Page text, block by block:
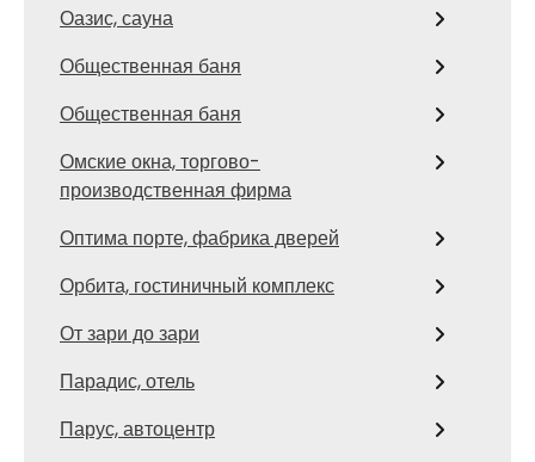
Оазис, сауна
Общественная баня
Общественная баня
Омские окна, торгово-
производственная фирма
Оптима порте, фабрика дверей
Орбита, гостиничный комплекс
От зари до зари
Парадис, отель
Парус, автоцентр